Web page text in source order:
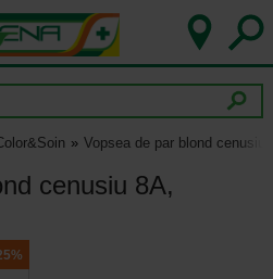
Vopsea de par blond cenusiu
cenusiu 8A,